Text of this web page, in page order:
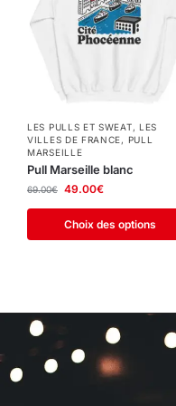
LES PULLS ET SWEAT,LES
VILLES DE FRANCE, PULL
MARSEILLE
Pull Marseille blanc
69.00€ 49.00€
Choix des options